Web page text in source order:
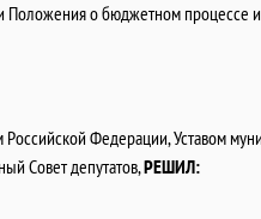
о бюджетном процессе
Федерации, Уставом
Совет депутатов,РЕШИЛ: